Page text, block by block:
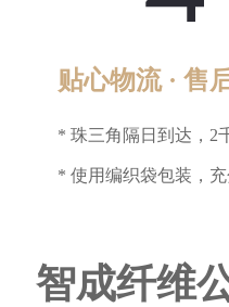
贴心物流 · 售
* 珠三角隔日到达，2
* 使用编织袋包装，
智成纤维